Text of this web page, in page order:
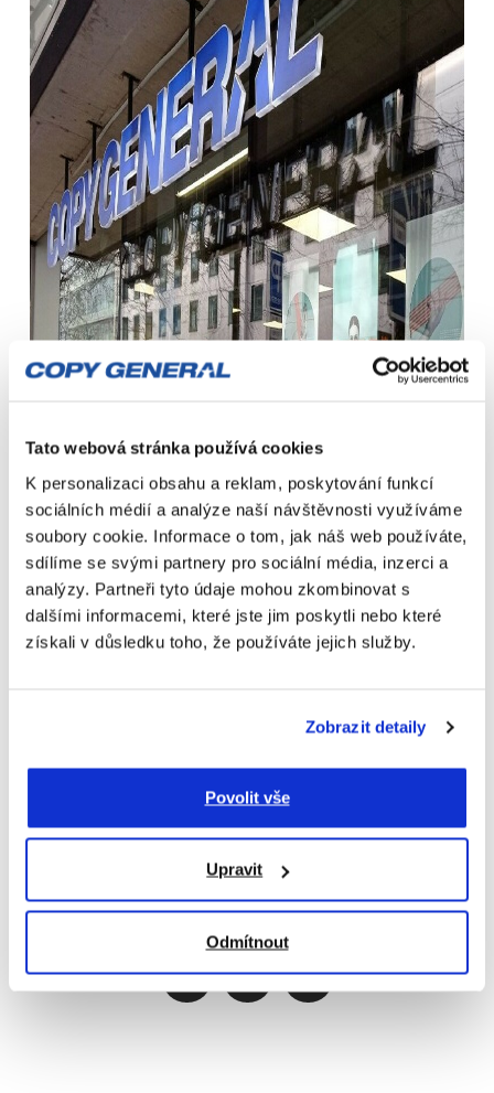
Tato webová stránka používá cookies
K personalizaci obsahu a reklam, poskytování funkcí
sociálních médií a analýze naší návštěvnosti využíváme
soubory cookie. Informace o tom, jak náš web používáte,
sdílíme se svými partnery pro sociální média, inzerci a
analýzy. Partneři tyto údaje mohou zkombinovat s
dalšími informacemi, které jste jim poskytli nebo které
získali v důsledku toho, že používáte jejich služby.
Zobrazit detaily
Povolit vše
Upravit
Odmítnout
Sdílejte